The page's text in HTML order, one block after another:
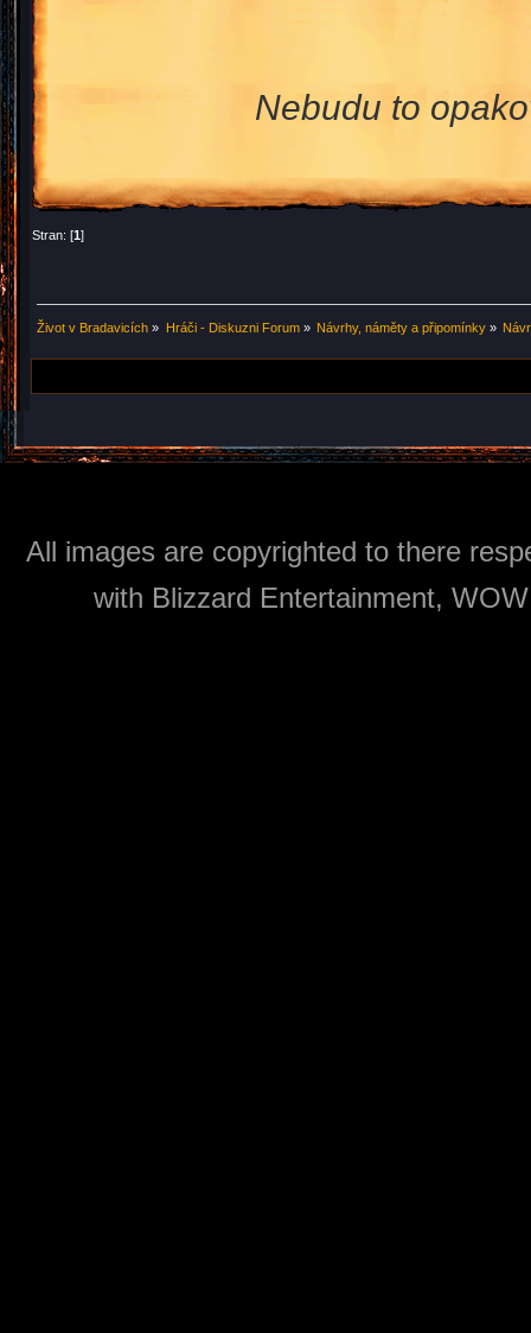
Nebudu to
Stran: [1]
Život v Bradavicích » Hráči - Diskuzni Forum» Návrhy, náměty a připomínky»
All images are copyrighted to there
with Blizzard Entertainment,